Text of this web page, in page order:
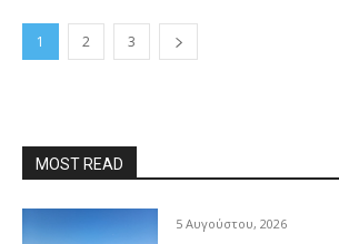
1 2 3
MOST READ
5 Αυγούστου, 2026